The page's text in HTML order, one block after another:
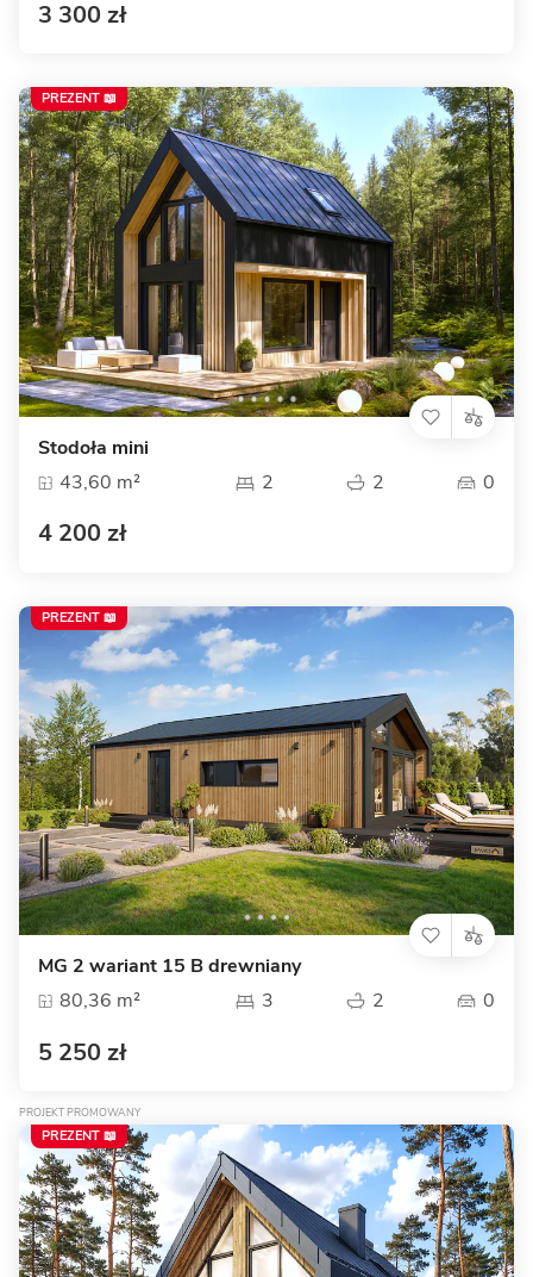
3 300 zł
Stodoła mini
43,60 m²
2 2 0
4 200 zł
PREZENT 📖
MG 2 wariant 15 B drewniany
80,36 m²
3 2 0
5 250 zł
PREZENT 📖
PROJEKT PROMOWANY
PREZENT 📖